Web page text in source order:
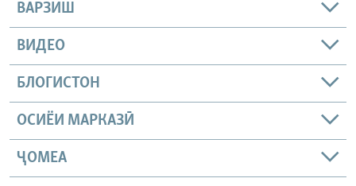
ВАРЗИШ
ВИДЕО
БЛОГИСТОН
ОСИЁИ МАРКАЗӢ
ҶОМEА